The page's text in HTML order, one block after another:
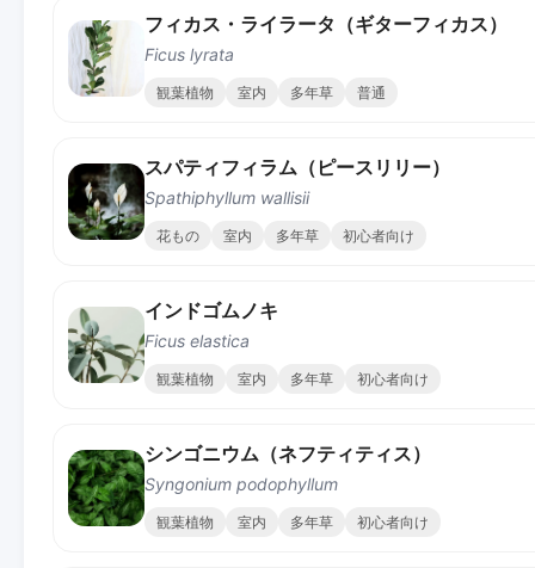
フィカス・ライラータ（ギターフィカス）
Ficus lyrata
観葉植物 室内 多年草 普通
スパティフィラム（ピースリリー）
Spathiphyllum wallisii
花もの 室内 多年草 初心者向け
インドゴムノキ
Ficus elastica
観葉植物 室内 多年草 初心者向け
シンゴニウム（ネフティティス）
Syngonium podophyllum
観葉植物 室内 多年草 初心者向け